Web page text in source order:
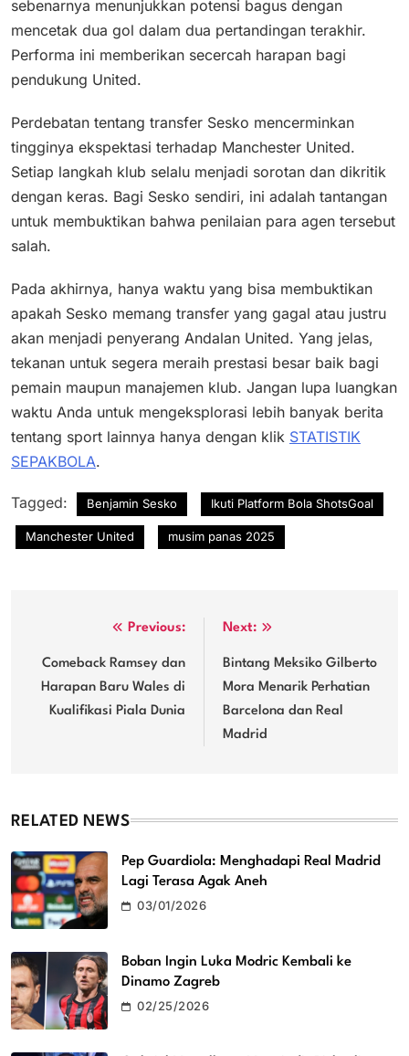
sebenarnya menunjukkan potensi bagus dengan
mencetak dua gol dalam dua pertandingan terakhir.
Performa ini memberikan secercah harapan bagi
pendukung United.
Perdebatan tentang transfer Sesko mencerminkan
tingginya ekspektasi terhadap Manchester United.
Setiap langkah klub selalu menjadi sorotan dan dikritik
dengan keras. Bagi Sesko sendiri, ini adalah tantangan
untuk membuktikan bahwa penilaian para agen tersebut
salah.
Pada akhirnya, hanya waktu yang bisa membuktikan
apakah Sesko memang transfer yang gagal atau justru
akan menjadi penyerang Andalan United. Yang jelas,
tekanan untuk segera meraih prestasi besar baik bagi
pemain maupun manajemen klub. Jangan lupa luangkan
waktu Anda untuk mengeksplorasi lebih banyak berita
tentang sport lainnya hanya dengan klik STATISTIK
SEPAKBOLA.
Tagged: Benjamin Sesko Ikuti Platform Bola ShotsGoal
Manchester United musim panas 2025
navigation
Previous:
Comeback Ramsey dan
Harapan Baru Wales di
Kualifikasi Piala Dunia
Next:
Bintang Meksiko Gilberto
Mora Menarik Perhatian
Barcelona dan Real
Madrid
RELATED NEWS
Pep Guardiola: Menghadapi Real Madrid
Lagi Terasa Agak Aneh
03/01/2026
Boban Ingin Luka Modric Kembali ke
Dinamo Zagreb
02/25/2026